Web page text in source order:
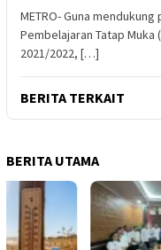
METRO- Guna
Pembelajaran Tatap Muka
2021/2022, […]
BERITA TERKAIT
BERITA UTAMA